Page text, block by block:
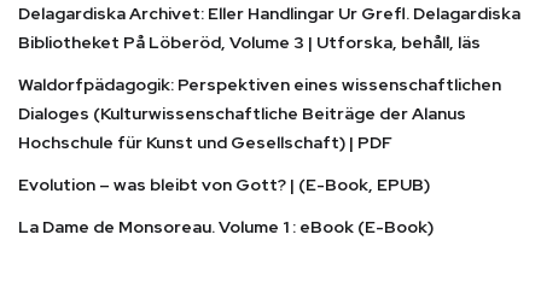
Delagardiska Archivet: Eller Handlingar Ur Grefl. Delagardiska
Bibliotheket På Löberöd, Volume 3 | Utforska, behåll, läs
Waldorfpädagogik: Perspektiven eines wissenschaftlichen
Dialoges (Kulturwissenschaftliche Beiträge der Alanus
Hochschule für Kunst und Gesellschaft) | PDF
Evolution – was bleibt von Gott? | (E-Book, EPUB)
La Dame de Monsoreau. Volume 1 : eBook (E-Book)